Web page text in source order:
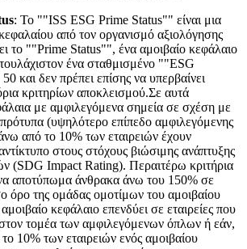
: Το ""ISS ESG Prime Status"" είναι μια
από τον οργανισμό αξιολόγησης
το ""Prime Status"", ένα αμοιβαίο κεφάλαιο
τουλάχιστον ένα σταθμισμένο ""ESG
και δεν πρέπει επίσης να υπερβαίνει
κριτηρίων αποκλεισμού.Σε αυτά
με αμφιλεγόμενα σημεία σε σχέση με
πρότυπα (υψηλότερο επίπεδο αμφιλεγόμενης
από το 10% των εταιρειών έχουν
στους στόχους βιώσιμης ανάπτυξης
(SDG Impact Rating). Περαιτέρω κριτήρια
αποτύπωμα άνθρακα άνω του 150% σε
όρο της ομάδας ομοτίμων του αμοιβαίου
κεφάλαιο επενδύει σε εταιρείες που
στον τομέα των αμφιλεγόμενων όπλων ή εάν,
10% των εταιρειών ενός αμοιβαίου